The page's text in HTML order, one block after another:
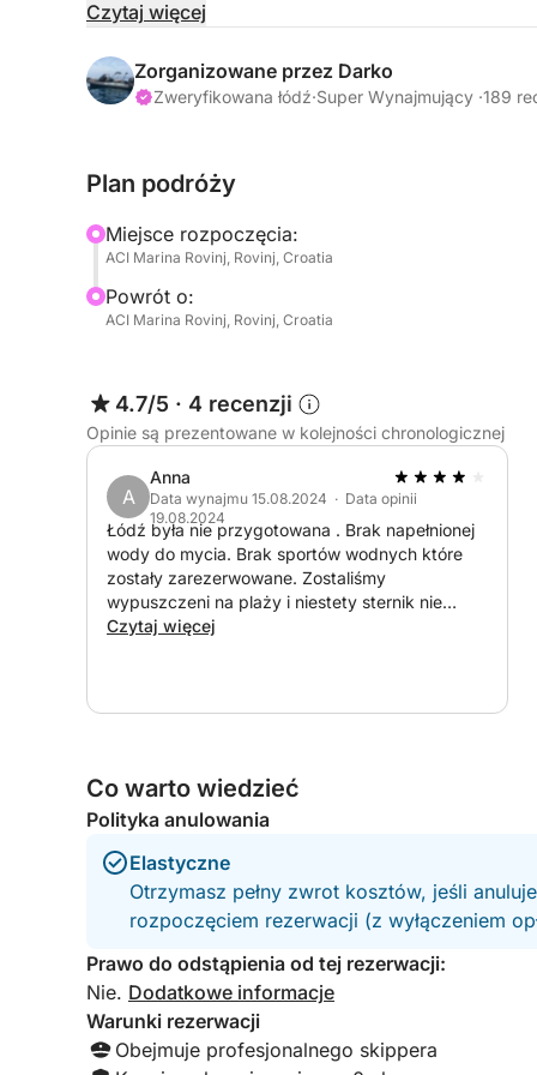
się na słońcu na pokładzie, nurkowanie w
odkrywania.
Maxuma będziesz mieć idealną platformę do
podróżnych.
Każda wycieczka jest w pełni
będzie dokładnie taki, jak sobie wyobrażałeś.
W ciągu dnia możesz skorzystać z różnorodnych
Pływanie w spokojnych, czystych wodach
Snorkeling, aby odkryć lokalne życie morskie
Rejs obok szmaragdowych wysp i
życzenie)
obsługą dbającą o Twój komfort. Maxum został
lub rodzinach, oferując mnóstwo miejsca
relaks. Dzięki swobodzie planowania własnej
obsłudze, ta całodniowa przygoda jest jednym
odkrycie magii Adriatyku.
Czytaj więcej
Zorganizowane przez Darko
Zweryfikowana łódź·Super Wynajmujący ·189
Plan podróży
Miejsce rozpoczęcia:
ACI Marina Rovinj, Rovinj, Croatia
Powrót o:
ACI Marina Rovinj, Rovinj, Croatia
4.7/5 · 4 recenzji
Opinie są prezentowane w kolejności chronologicznej
A
Anna
Data wynajmu 15.08.2024 · Data opinii
19.08.2024
Łódź była nie przygotowana . Brak napełnionej
wody do mycia. Brak sportów wodnych które
zostały zarezerwowane. Zostaliśmy
wypuszczeni na plaży i niestety sternik nie
potrafił nas odebrać w tym samym miejscu. Po
Czytaj więcej
Co warto wiedzieć
Polityka anulowania
Elastyczne
Otrzymasz pełny zwrot kosztów, jeśli
rozpoczęciem rezerwacji (z wyłączeniem
Prawo do odstąpienia od tej rezerwacji:
Nie. Dodatkowe informacje
Warunki rezerwacji
Obejmuje profesjonalnego skippera